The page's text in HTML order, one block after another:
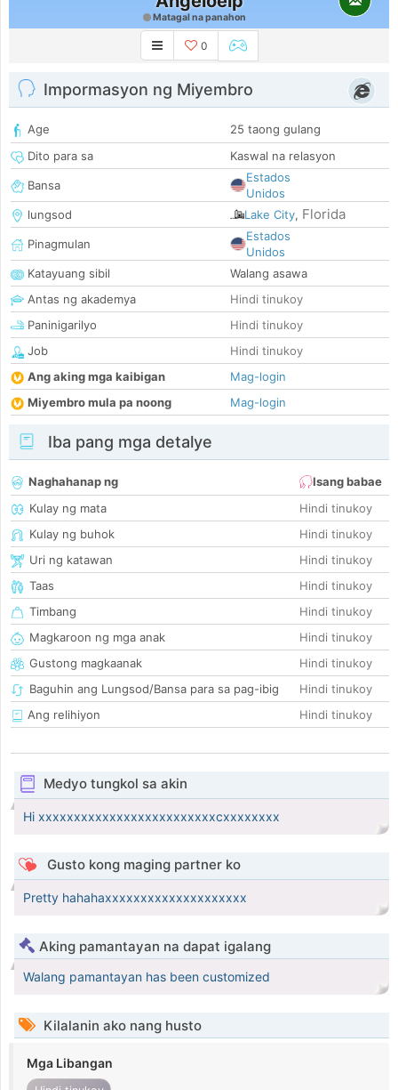
Matagal na panahon
0
Impormasyon ng Miyembro
Age
25 taong gulang
Dito para sa
Kaswal na relasyon
Bansa
Estados
Unidos
lungsod
Lake City, Florida
Pinagmulan
Estados
Unidos
Katayuang sibil
Walang asawa
Antas ng akademya
Hindi tinukoy
Paninigarilyo
Hindi tinukoy
Job
Hindi tinukoy
Ang aking mga kaibigan
Mag-login
Miyembro mula pa noong
Mag-login
Iba pang mga detalye
Naghahanap ng
Isang babae
Kulay ng mata
Hindi tinukoy
Kulay ng buhok
Hindi tinukoy
Uri ng katawan
Hindi tinukoy
Taas
Hindi tinukoy
Timbang
Hindi tinukoy
Magkaroon ng mga anak
Hindi tinukoy
Gustong magkaanak
Hindi tinukoy
Baguhin ang Lungsod/Bansa para sa pag-ibig
Hindi tinukoy
Ang relihiyon
Hindi tinukoy
Medyo tungkol sa akin
Hi xxxxxxxxxxxxxxxxxxxxxxxxxcxxxxxxxx
Gusto kong maging partner ko
Pretty hahahaxxxxxxxxxxxxxxxxxxxx
Aking pamantayan na dapat igalang
Walang pamantayan has been customized
Kilalanin ako nang husto
Mga Libangan